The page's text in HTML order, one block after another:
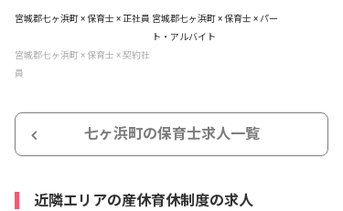
宮城郡七ヶ浜町 × 保育士 × 正社員 宮城郡七ヶ浜町 × 保育士 × パー
ト・アルバイト
宮城郡七ヶ浜町 × 保育士 × 契約社
員
七ヶ浜町の保育士求人一覧
近隣エリアの産休育休制度の求人